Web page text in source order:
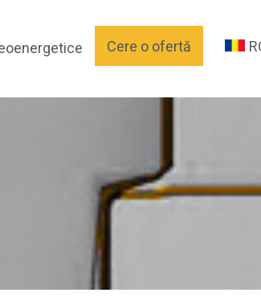
Cere o ofertă